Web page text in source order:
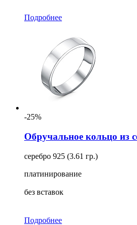
Подробнее
-25%
Обручальное кольцо из
серебро 925 (3.61 гр.)
платинирование
без вставок
Подробнее